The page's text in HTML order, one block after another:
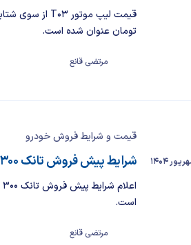
تومان عنوان شده است.
مرتضی قانع
قیمت و شرایط فروش خودرو
شرایط پیش فروش تانک ۳۰۰ منتشر شد [شهریور ۱۴۰۴]
است.
مرتضی قانع